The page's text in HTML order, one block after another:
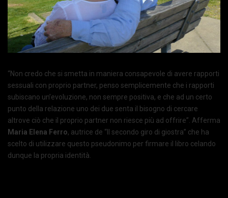
“Non credo che si smetta in maniera consapevole di avere rapporti
sessuali con proprio partner, penso semplicemente che i rapporti
subiscano un’evoluzione, non sempre positiva, e che ad un certo
punto della relazione uno dei due senta il bisogno di cercare
altrove ciò che il proprio partner non riesce più ad offrire”. Afferma
Maria Elena Ferro, autrice de “Il secondo giro di giostra” che ha
scelto di utilizzare questo pseudonimo per firmare il libro celando
dunque la propria identità.